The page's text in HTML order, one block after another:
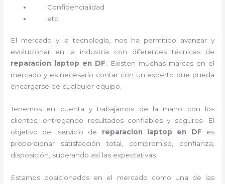
Confidencialidad
etc
El mercado y la tecnología, nos ha permitido avanzar y
evolucionar en la industria con diferentes técnicas de
reparacion laptop en DF . Existen muchas marcas en el
mercado y es necesario contar con un experto que pueda
encargarse de cualquier equipo.
Tenemos en cuenta y trabajamos de la mano con los
clientes, entregando resultados confiables y seguros. El
objetivo del servicio de reparacion laptop en DF es
proporcionar satisfacción total, compromiso, confianza,
disposición, superando así las expectativas.
Estamos posicionados en el mercado como una de las